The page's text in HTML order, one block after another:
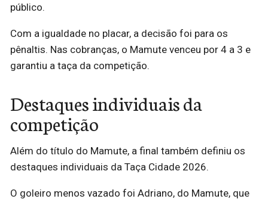
público.
Com a igualdade no placar, a decisão foi para os
pênaltis. Nas cobranças, o Mamute venceu por 4 a 3 e
garantiu a taça da competição.
Destaques individuais da
competição
Além do título do Mamute, a final também definiu os
destaques individuais da Taça Cidade 2026.
O goleiro menos vazado foi Adriano, do Mamute, que